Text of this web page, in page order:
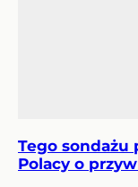
Tego sondażu
Polacy o